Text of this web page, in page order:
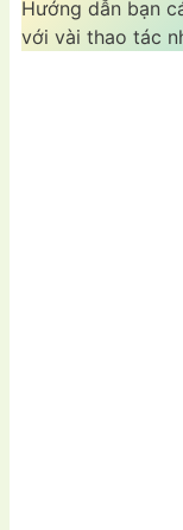
Hướng dẫn bạn
với vài thao tác